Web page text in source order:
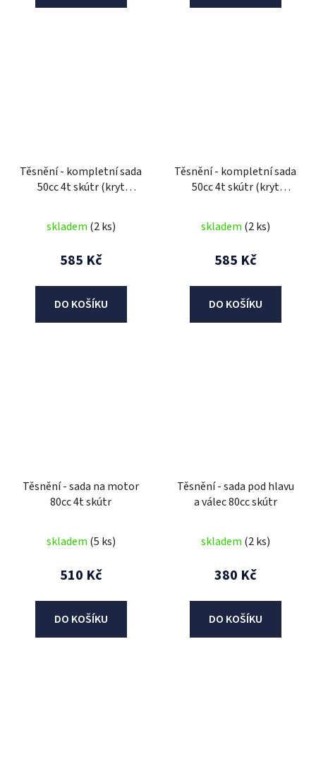
Těsnění - kompletní sada
50cc 4t skútr (kryt
skladem (2 ks)
585 Kč
DO KOŠÍKU
Těsnění - kompletní sada
50cc 4t skútr (kryt
skladem (2 ks)
585 Kč
DO KOŠÍKU
Těsnění - sada na motor
80cc 4t skútr
skladem (5 ks)
510 Kč
DO KOŠÍKU
Těsnění - sada pod hlavu
a válec 80cc skútr
skladem (2 ks)
380 Kč
DO KOŠÍKU